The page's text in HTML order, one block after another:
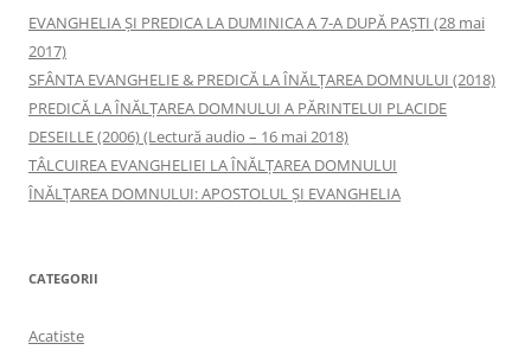
EVANGHELIA ȘI PREDICA LA DUMINICA A 7-A DUPĂ PAȘTI (28 mai
2017)
SFÂNTA EVANGHELIE & PREDICĂ LA ÎNĂLŢAREA DOMNULUI (2018)
PREDICĂ LA ÎNĂLŢAREA DOMNULUI A PĂRINTELUI PLACIDE
DESEILLE (2006) (Lectură audio – 16 mai 2018)
TÂLCUIREA EVANGHELIEI LA ÎNĂLŢAREA DOMNULUI
ÎNĂLŢAREA DOMNULUI: APOSTOLUL ȘI EVANGHELIA
CATEGORII
Acatiste